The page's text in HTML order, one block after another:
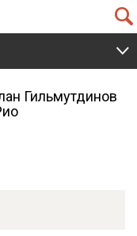
Q
V
Гильмутдинов